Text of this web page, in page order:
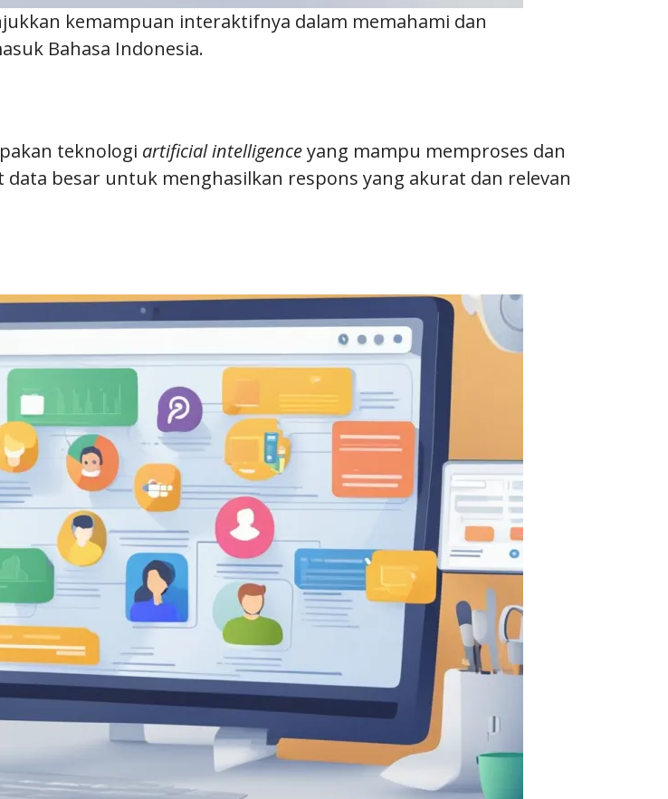
kemampuan interaktifnya dalam memahami dan
Bahasa Indonesia.
teknologi artificial intelligenceyang mampu memproses dan
besar untuk menghasilkan respons yang akurat dan relevan